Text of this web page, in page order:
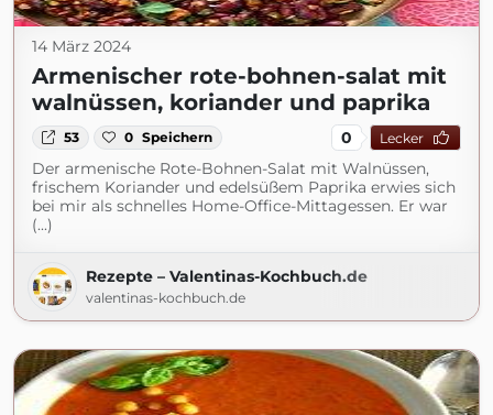
14 März 2024
Armenischer rote-bohnen-salat mit
walnüssen, koriander und paprika
53 0 Speichern 0 Lecker
Der armenische Rote-Bohnen-Salat mit Walnüssen,
frischem Koriander und edelsüßem Paprika erwies sich
bei mir als schnelles Home-Office-Mittagessen. Er war
(...)
Rezepte – Valentinas-Kochbuch.de
valentinas-kochbuch.de